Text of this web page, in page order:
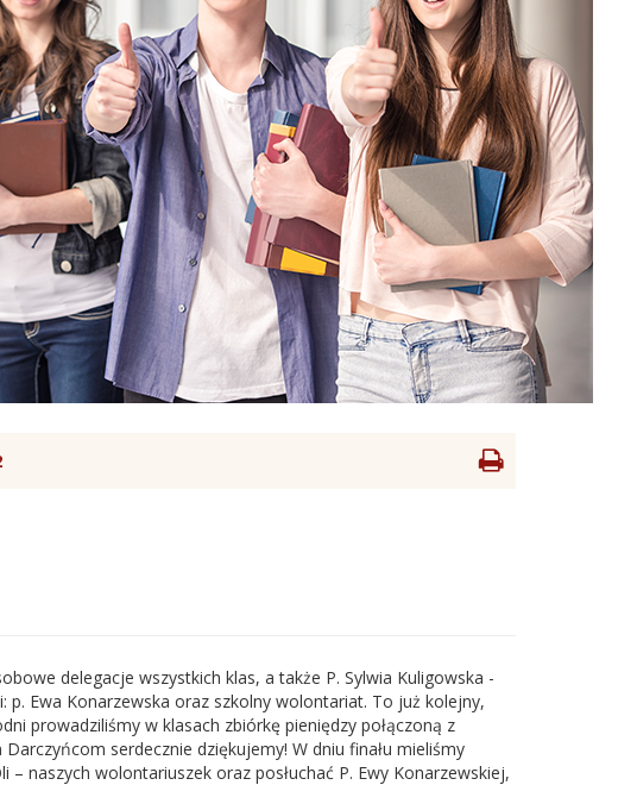
Drukowanie
delegacje wszystkich klas, a także P. Sylwia Kuligowska -
p. Ewa Konarzewska oraz szkolny wolontariat. To już kolejny,
prowadziliśmy w klasach zbiórkę pieniędzy połączoną z
serdecznie dziękujemy! W dniu finału mieliśmy
naszych wolontariuszek oraz posłuchać P. Ewy Konarzewskiej,